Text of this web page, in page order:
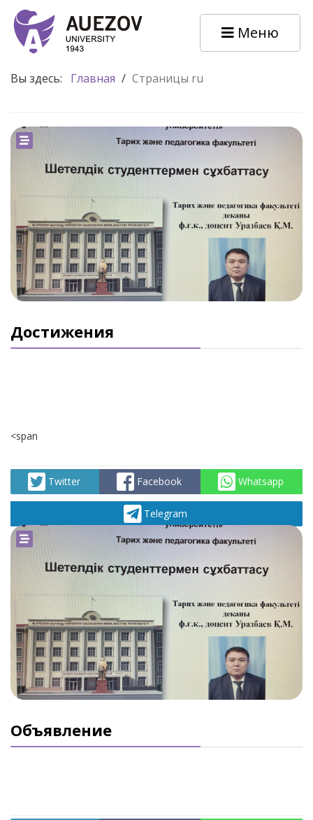
Меню
Вы здесь: Главная / Страницы ru
Достижения
<span
Twitter Facebook Whatsapp
Telegram
Объявление